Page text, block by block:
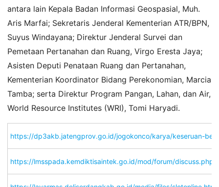
antara lain Kepala Badan Informasi Geospasial, Muh.
Aris Marfai; Sekretaris Jenderal Kementerian ATR/BPN,
Suyus Windayana; Direktur Jenderal Survei dan
Pemetaan Pertanahan dan Ruang, Virgo Eresta Jaya;
Asisten Deputi Penataan Ruang dan Pertanahan,
Kementerian Koordinator Bidang Perekonomian, Marcia
Tamba; serta Direktur Program Pangan, Lahan, dan Air,
World Resource Institutes (WRI), Tomi Haryadi.
https://dp3akb.jatengprov.go.id/jogokonco/karya/keseruan-
https://lmsspada.kemdiktisaintek.go.id/mod/forum/